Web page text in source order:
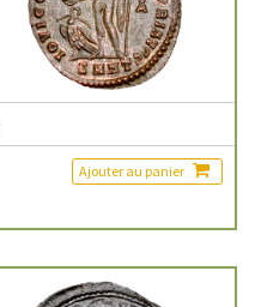
Ajouter au panier